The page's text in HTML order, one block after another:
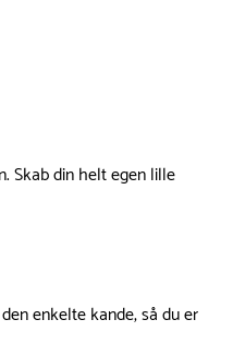
Skab din helt egen lille
enkelte kande, så du er